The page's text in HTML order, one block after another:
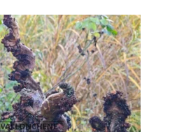
Les
options
peuvent
être
choisies
sur